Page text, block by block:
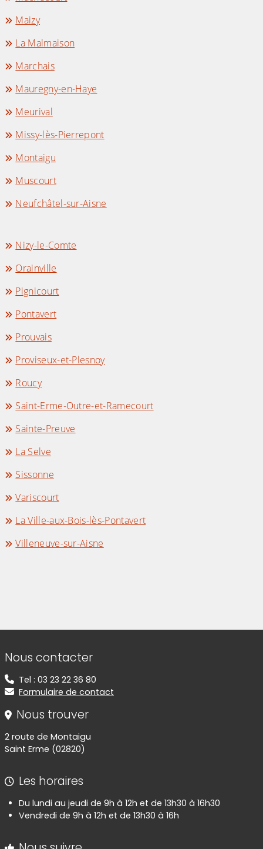
Maizy
La Malmaison
Marchais
Mauregny-en-Haye
Meurival
Missy-lès-Pierrepont
Montaigu
Muscourt
Neufchâtel-sur-Aisne
Nizy-le-Comte
Orainville
Pignicourt
Pontavert
Prouvais
Proviseux-et-Plesnoy
Roucy
Saint-Erme-Outre-et-Ramecourt
Sainte-Preuve
La Selve
Sissonne
Variscourt
La Ville-aux-Bois-lès-Pontavert
Villeneuve-sur-Aisne
Informations de contact
Nous contacter
Tel : 03 23 22 36 80
Formulaire de contact
Nous trouver
2 route de Montaigu
Saint Erme (02820)
Les horaires
Du lundi au jeudi de 9h à 12h et de 13h30 à 16h30
Vendredi de 9h à 12h et de 13h30 à 16h